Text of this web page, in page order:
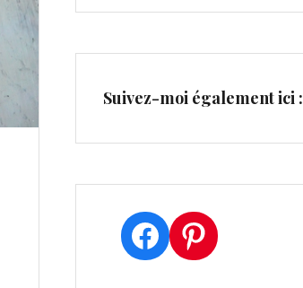
Suivez-moi également ici :
Facebook
Pinterest